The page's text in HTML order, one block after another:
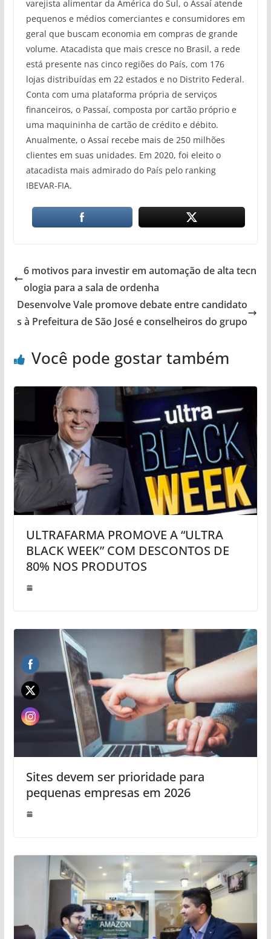
varejista alimentar da América do Sul, o Assaí atende
pequenos e médios comerciantes e consumidores em
geral que buscam economia em compras de grande
volume. Atacadista que mais cresce no Brasil, a rede
está presente nas cinco regiões do País, com 176
lojas distribuídas em 22 estados e no Distrito Federal.
Conta com uma plataforma própria de serviços
financeiros, o Passaí, composta por cartão próprio e
uma maquininha de cartão de crédito e débito.
Anualmente, o Assaí recebe mais de 250 milhões
clientes em suas unidades. Em 2020, foi eleito o
atacadista mais admirado do País pelo ranking
IBEVAR-FIA.
6 motivos para investir em automação de alta tecn
ologia para a sala de ordenha
Desenvolve Vale promove debate entre candidato
s à Prefeitura de São José e conselheiros do grupo
Você pode gostar também
ULTRAFARMA PROMOVE A “ULTRA
BLACK WEEK” COM DESCONTOS DE
80% NOS PRODUTOS
Sites devem ser prioridade para
pequenas empresas em 2026